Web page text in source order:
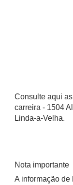
Consulte aqui
carreira - 1504
Linda-a-Velha.
Nota importante
A informação